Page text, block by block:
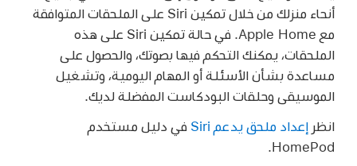
أنحاء منزلك من خلال تمكين Siri على الملحقات المتوافقة
مع Apple Home. في حالة تمكين Siri على هذه
الملحقات، يمكنك التحكم فيها بصوتك، والحصول على
مساعدة بشأن الأسئلة أو المهام اليومية، وتشغيل
الموسيقى وحلقات البودكاست المفضلة لديك.
انظر إعداد ملحق يدعم Siri
في دليل مستخدم
HomePod.